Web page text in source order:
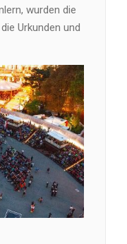
wurden die
Urkunden und